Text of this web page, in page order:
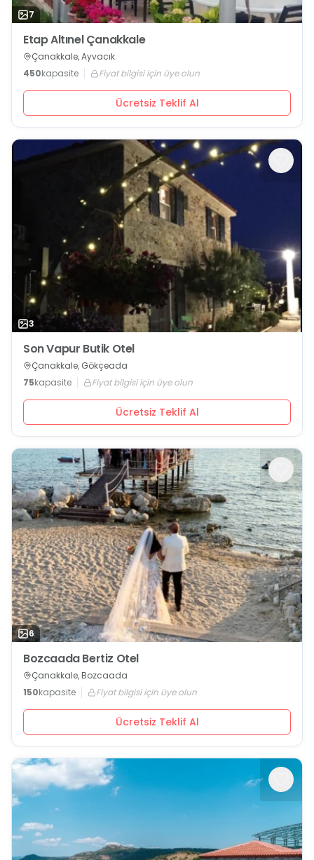
7
Etap Altınel Çanakkale
Çanakkale, Ayvacık
450kapasite Fiyat bilgisi için üye olun
Ücretsiz Teklif Al
3
Son Vapur Butik Otel
Çanakkale, Gökçeada
75kapasite Fiyat bilgisi için üye olun
Ücretsiz Teklif Al
6
Bozcaada Bertiz Otel
Çanakkale, Bozcaada
150kapasite Fiyat bilgisi için üye olun
Ücretsiz Teklif Al